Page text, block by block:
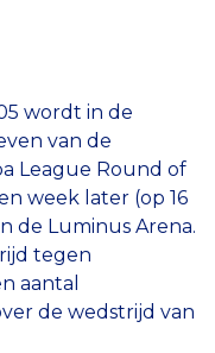
wordt in de
van de
League Round of
week later (op 16
de Luminus Arena.
tegen
aantal
de wedstrijd van